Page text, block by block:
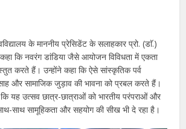
के माननीय प्रेसिडेंट के सलाहकार प्रो. (डाॅ.)
कि नवरंग डांडिया जैसे आयोजन विविधता में एकता
करते हैं। उन्होंने कहा कि ऐसे सांस्कृतिक पर्व
और सामाजिक जुड़ाव की भावना को प्रबल करते हैं।
यह उत्सव छात्र-छात्राओं को भारतीय परंपराओं और
साथ सामूहिकता और सहयोग की सीख भी दे रहा है।